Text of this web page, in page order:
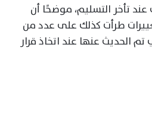
تأخر التسليم، موضحًا أن
طرأت كذلك على عدد من
الحديث عنها عند اتخاذ قرار